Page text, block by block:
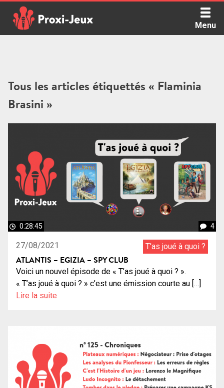
content
Menu
Tous les articles étiquettés « Flaminia
Brasini »
0:28:45 4
27/08/2021 T'as joué à quoi ?
ATLANTIS – EGIZIA – SPY CLUB
Voici un nouvel épisode de « T’as joué à quoi ? ».
« T’as joué à quoi ? » c’est une émission courte au […]
Lire la suite